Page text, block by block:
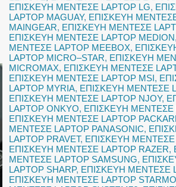
ΕΠΙΣΚΕΥΗ ΜΕΝΤΕΣΕ LAPTOP LG,
LAPTOP MAGUAY, ΕΠΙΣΚΕΥΗ
MAINGEAR, ΕΠΙΣΚΕΥΗ ΜΕΝΤΕΣΕ
ΕΠΙΣΚΕΥΗ ΜΕΝΤΕΣΕ LAPTOP MEDION,
ΜΕΝΤΕΣΕ LAPTOP MEEBOX,
LAPTOP MICRO–STAR, ΕΠΙΣΚΕΥΗ
MICROMAX, ΕΠΙΣΚΕΥΗ ΜΕΝΤΕΣΕ
ΕΠΙΣΚΕΥΗ ΜΕΝΤΕΣΕ LAPTOP MSI,
LAPTOP MYRIA, ΕΠΙΣΚΕΥΗ ΜΕΝΤΕΣΕ
ΕΠΙΣΚΕΥΗ ΜΕΝΤΕΣΕ LAPTOP NJOY,
LAPTOP ONKYO, ΕΠΙΣΚΕΥΗ ΜΕΝΤΕΣΕ
ΕΠΙΣΚΕΥΗ ΜΕΝΤΕΣΕ LAPTOP
ΜΕΝΤΕΣΕ LAPTOP PANASONIC,
LAPTOP PRAVET, ΕΠΙΣΚΕΥΗ ΜΕΝΤΕΣΕ
ΕΠΙΣΚΕΥΗ ΜΕΝΤΕΣΕ LAPTOP RAZER,
ΜΕΝΤΕΣΕ LAPTOP SAMSUNG,
LAPTOP SHARP, ΕΠΙΣΚΕΥΗ ΜΕΝΤΕΣΕ
ΕΠΙΣΚΕΥΗ ΜΕΝΤΕΣΕ LAPTOP